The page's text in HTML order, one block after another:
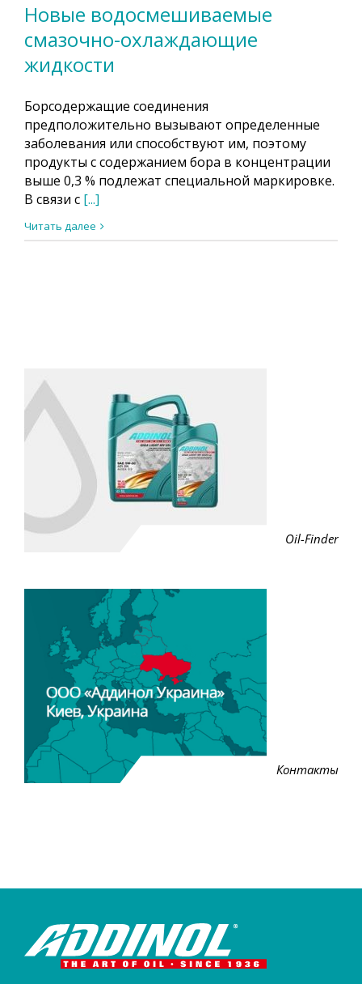
Новые водосмешиваемые
смазочно-охлаждающие
жидкости
Борсодержащие соединения
предположительно вызывают определенные
заболевания или способствуют им, поэтому
продукты с содержанием бора в концентрации
выше 0,3 % подлежат специальной маркировке.
В связи с [...]
Читать далее
Oil-Finder
Контакты